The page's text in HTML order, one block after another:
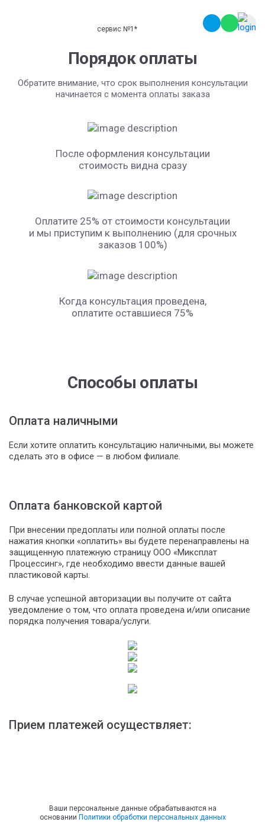
сервис №1 *
Порядок оплаты
Обратите внимание, что срок выполнения консультации
начинается с момента оплаты заказа
После оформления консультации
стоимость видна сразу
Оплатите 25% от стоимости консультации
и мы приступим к выполнению (для срочных
заказов 100%)
Когда консультация проведена,
оплатите оставшиеся 75%
Способы оплаты
Оплата наличными
Если хотите оплатить консультацию наличными, вы можете
сделать это в офисе — в любом филиале.
Оплата банковской картой
При внесении предоплаты или полной оплаты после
нажатия кнопки «оплатить» вы будете перенаправлены на
защищенную платежную страницу ООО «Миксплат
Процессинг», где необходимо ввести данные вашей
пластиковой карты.
В случае успешной авторизации вы получите от сайта
уведомление о том, что оплата проведена и/или описание
порядка получения товара/услуги.
Прием платежей осуществляет:
Ваши персональные данные обрабатываются на
основании Политики обработки персональных данных